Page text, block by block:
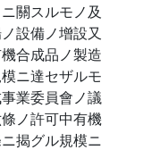
關スルモノ及
設備ノ增設又
合成品ノ製造
ニ達セザルモ
業委員會ノ議
ノ許可中有機
揭グル規模ニ